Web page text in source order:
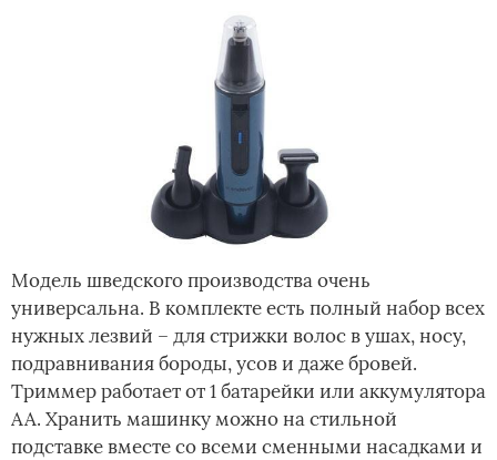
Модель шведского производства очень
универсальна. В комплекте есть полный набор всех
нужных лезвий – для стрижки волос в ушах, носу,
подравнивания бороды, усов и даже бровей.
Триммер работает от 1 батарейки или аккумулятора
АА. Хранить машинку можно на стильной
подставке вместе со всеми сменными насадками и